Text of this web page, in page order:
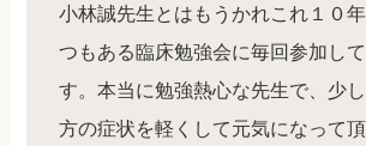
小林誠先生とはもうかれこれ１０
つもある臨床勉強会に毎回参加し
す。本当に勉強熱心な先生で、少
方の症状を軽くして元気になって